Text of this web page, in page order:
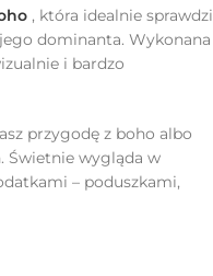
, która idealnie sprawdzi
dominanta. Wykonana
i bardzo
przygodę z boho albo
Świetnie wygląda w
– poduszkami,